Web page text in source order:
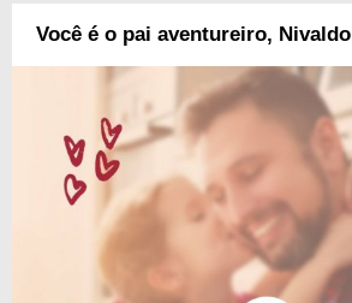
Você é o pai aventureiro, Nivaldo